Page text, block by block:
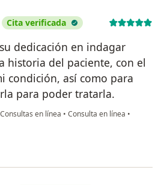
Cita verificada
dedicación en indagar
historia del paciente, con el
condición, así como para
para poder tratarla.
Consultas en línea • Consulta en línea •
Agredo